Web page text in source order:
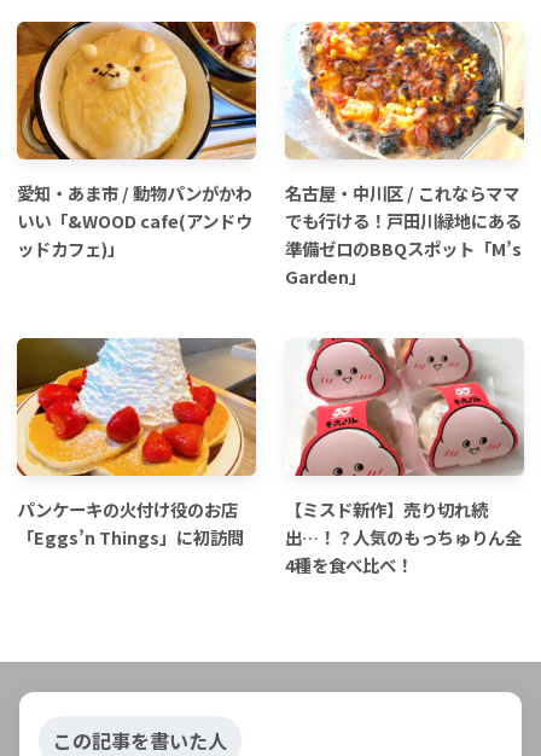
愛知・あま市 / 動物パンがかわ
いい「&WOOD cafe(アンドウ
ッドカフェ)」
名古屋・中川区 / これならママ
でも行ける！戸田川緑地にある
準備ゼロのBBQスポット「M’s
Garden」
パンケーキの火付け役のお店
「Eggs’n Things」に初訪問
【ミスド新作】売り切れ続
出…！？人気のもっちゅりん全
4種を食べ比べ！
この記事を書いた人